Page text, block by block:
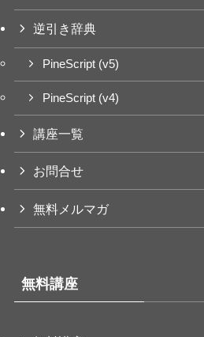
逆引き辞典
PineScript (v5)
PineScript (v4)
講座一覧
お問合せ
無料メルマガ
無料講座